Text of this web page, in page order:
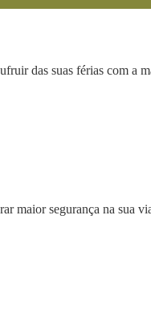
das suas férias com a
maior segurança na sua